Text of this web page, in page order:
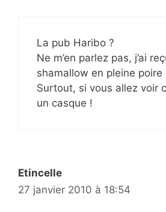
La pub Haribo ?
Ne m’en parlez pas, j’ai
shamallow en pleine poire
Surtout, si vous allez voir
un casque !
Etincelle
27 janvier 2010 à 18:54